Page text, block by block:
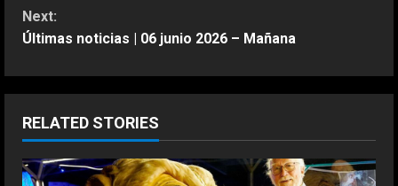
n
i
n
u
Next:
Últimas noticias | 06 junio 2026 – Mañana
RELATED STORIES